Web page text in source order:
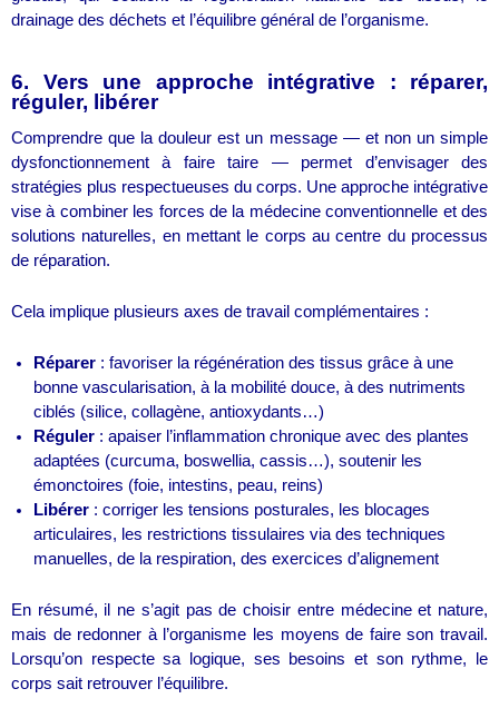
drainage des déchets et l’équilibre général de l’organisme.
6. Vers une approche intégrative : réparer,
réguler, libérer
Comprendre que la douleur est un message — et non un simple
dysfonctionnement à faire taire — permet d’envisager des
stratégies plus respectueuses du corps. Une approche intégrative
vise à combiner les forces de la médecine conventionnelle et des
solutions naturelles, en mettant le corps au centre du processus
de réparation.
Cela implique plusieurs axes de travail complémentaires :
Réparer : favoriser la régénération des tissus grâce à une
bonne vascularisation, à la mobilité douce, à des nutriments
ciblés (silice, collagène, antioxydants…)
Réguler : apaiser l’inflammation chronique avec des plantes
adaptées (curcuma, boswellia, cassis…), soutenir les
émonctoires (foie, intestins, peau, reins)
Libérer : corriger les tensions posturales, les blocages
articulaires, les restrictions tissulaires via des techniques
manuelles, de la respiration, des exercices d’alignement
En résumé, il ne s’agit pas de choisir entre médecine et nature,
mais de redonner à l’organisme les moyens de faire son travail.
Lorsqu’on respecte sa logique, ses besoins et son rythme, le
corps sait retrouver l’équilibre.